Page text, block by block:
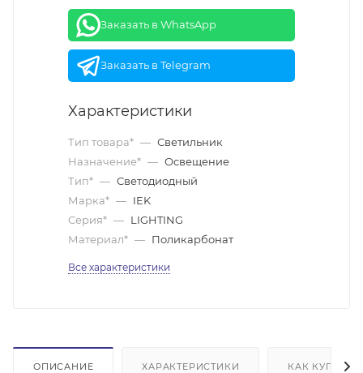
Заказать в WhatsApp
Заказать в Telegram
Характеристики
Тип товара* — Светильник
Назначение* — Освещение
Тип* — Светодиодный
Марка* — IEK
Серия* — LIGHTING
Материал* — Поликарбонат
Все характеристики
ОПИСАНИЕ ХАРАКТЕРИСТИКИ КАК КУПИТЬ